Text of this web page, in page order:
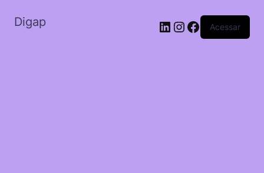
Digap Acessar